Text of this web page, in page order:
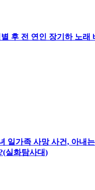
후 전 연인 장기하 노래
일가족 사망 사건, 아내
실화탐사대)